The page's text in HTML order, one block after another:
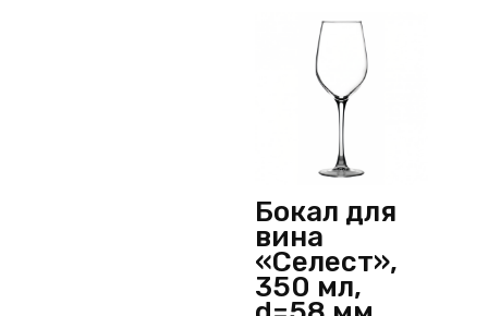
Бокал для
вина
«Селест»,
350 мл,